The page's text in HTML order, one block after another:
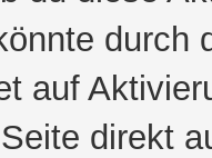
durch
auf
direkt